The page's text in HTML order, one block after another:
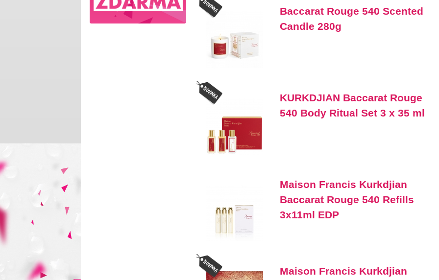
Baccarat Rouge 540 Scented
Candle 280g
KURKDJIAN Baccarat Rouge
540 Body Ritual Set 3 x 35 ml
Maison Francis Kurkdjian
Baccarat Rouge 540 Refills
3x11ml EDP
Maison Francis Kurkdjian